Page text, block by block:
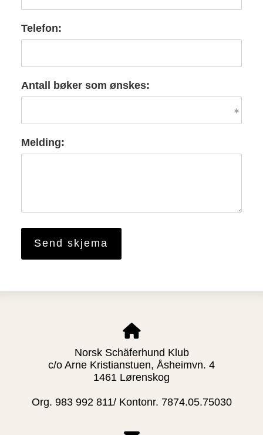
Telefon:
Antall bøker som ønskes:
Melding:
Norsk Schäferhund Klub
c/o Arne Kristianstuen, Åsheimvn. 4
1461 Lørenskog
Org. 983 992 811/ Kontonr. 7874.05.75030